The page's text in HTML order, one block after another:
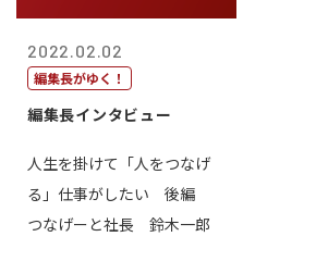
2022.02.02
編集長がゆく！
編集長インタビュー
人生を掛けて「人をつなげ
る」仕事がしたい 後編
つなげーと社長 鈴木一郎